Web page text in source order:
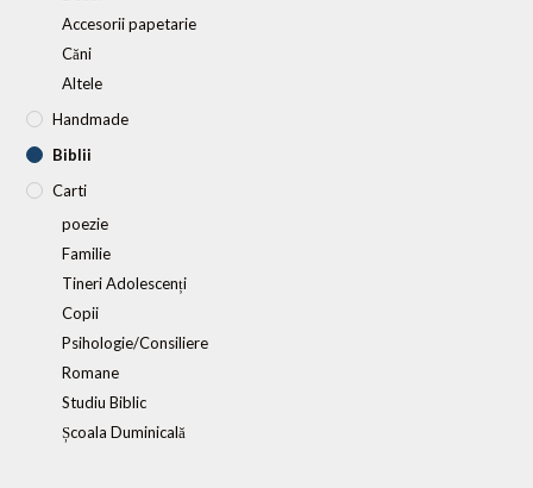
Accesorii papetarie
Căni
Altele
Handmade
Biblii
Carti
poezie
Familie
Tineri Adolescenți
Copii
Psihologie/Consiliere
Romane
Studiu Biblic
Școala Duminicală